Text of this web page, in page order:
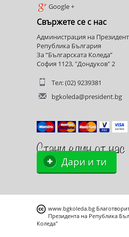
Google +
Свържете се с нас
Администрация на
Република България
За “Българската Коледа”
София 1123, "Дондуков" 2
Тел: (02) 9239381
bgkoleda@president.bg
Дари и ти
www.bgkoleda.bg
Президента на Република
Коледа"